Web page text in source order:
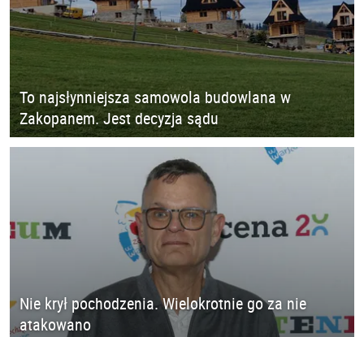
To najsłynniejsza samowola budowlana w
Zakopanem. Jest decyzja sądu
Nie krył pochodzenia. Wielokrotnie go za nie
atakowano